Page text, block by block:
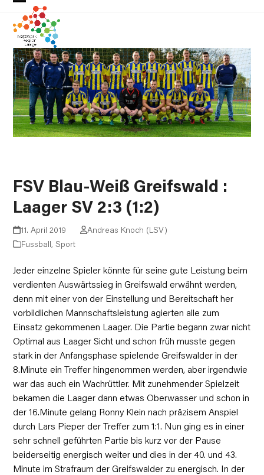
Skip
content
Open
mobile
menu
Close
mobile
menu
FSV Blau-Weiß Greifswald :
Laager SV 2:3 (1:2)
11. April 2019
Andreas Knoch (LSV)
Fussball,Sport
Jeder einzelne Spieler könnte für seine gute Leistung beim
verdienten Auswärtssieg in Greifswald erwähnt werden,
denn mit einer von der Einstellung und Bereitschaft her
vorbildlichen Mannschaftsleistung agierten alle zum
Einsatz gekommenen Laager. Die Partie begann zwar nicht
Optimal aus Laager Sicht und schon früh musste gegen
stark in der Anfangsphase spielende Greifswalder in der
8.Minute ein Treffer hingenommen werden, aber irgendwie
war das auch ein Wachrüttler. Mit zunehmender Spielzeit
bekamen die Laager dann etwas Oberwasser und schon in
der 16.Minute gelang Ronny Klein nach präzisem Anspiel
durch Lars Pieper der Treffer zum 1:1. Nun ging es in einer
sehr schnell geführten Partie bis kurz vor der Pause
beiderseitig energisch weiter und dies in der 40. und 43.
Minute im Strafraum der Greifswalder zu energisch. In der